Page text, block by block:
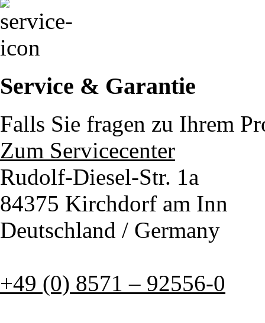
Service & Garantie
Falls Sie fragen zu Ihrem
Zum Servicecenter
Rudolf-Diesel-Str. 1a
84375 Kirchdorf am Inn
Deutschland / Germany
+49 (0) 8571 – 92556-0